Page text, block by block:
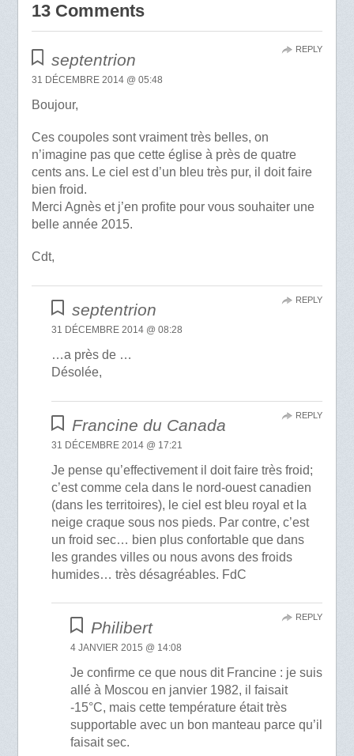
13 Comments
septentrion
31 DÉCEMBRE 2014 @ 05:48
Boujour,
Ces coupoles sont vraiment très belles, on
n’imagine pas que cette église à près de quatre
cents ans. Le ciel est d’un bleu très pur, il doit faire
bien froid.
Merci Agnès et j’en profite pour vous souhaiter une
belle année 2015.
Cdt,
REPLY
septentrion
31 DÉCEMBRE 2014 @ 08:28
…a près de …
Désolée,
REPLY
Francine du Canada
31 DÉCEMBRE 2014 @ 17:21
Je pense qu’effectivement il doit faire très froid;
c’est comme cela dans le nord-ouest canadien
(dans les territoires), le ciel est bleu royal et la
neige craque sous nos pieds. Par contre, c’est
un froid sec… bien plus confortable que dans
les grandes villes ou nous avons des froids
humides… très désagréables. FdC
REPLY
Philibert
4 JANVIER 2015 @ 14:08
Je confirme ce que nous dit Francine : je suis
allé à Moscou en janvier 1982, il faisait
-15°C, mais cette température était très
supportable avec un bon manteau parce qu’il
faisait sec.
REPLY